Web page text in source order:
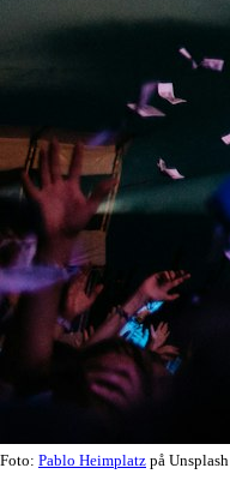
Foto: Pablo Heimplatz på Unsplash